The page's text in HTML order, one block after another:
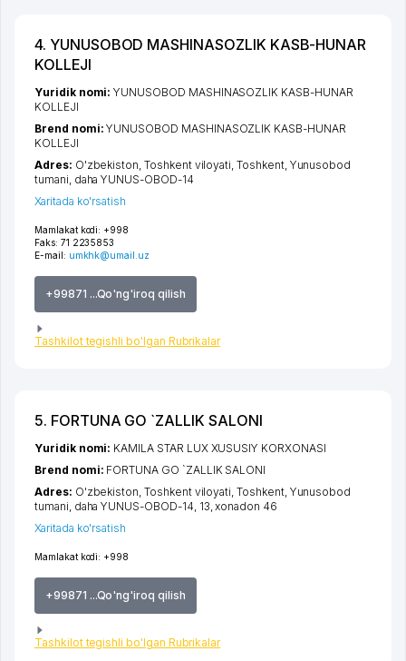
4. YUNUSOBOD MASHINASOZLIK KASB-HUNAR
KOLLEJI
Mamlakat kodi: +998
Faks: 71 2235853
E-mail: umkhk@umail.uz
+99871 ...Qo'ng'iroq qilish
Tashkilot tegishli bo'lgan Rubrikalar
Yuridik nomi:YUNUSOBOD MASHINASOZLIK KASB-HUNAR
KOLLEJI
Brend nomi:YUNUSOBOD MASHINASOZLIK KASB-HUNAR
KOLLEJI
Adres: O'zbekiston,Toshkent viloyati ,Toshkent, Yunusobod
tumani daha YUNUS-OBOD-14
Xaritada ko'rsatish
5. FORTUNA GO `ZALLIK SALONI
Mamlakat kodi: +998
+99871 ...Qo'ng'iroq qilish
Tashkilot tegishli bo'lgan Rubrikalar
Yuridik nomi: KAMILA STAR LUX XUSUSIY KORXONASI
Brend nomi: FORTUNA GO `ZALLIK SALONI
Adres: O'zbekiston,Toshkent viloyati ,Toshkent, Yunusobod
tumani daha YUNUS-OBOD-14 , 13, xonadon 46
Xaritada ko'rsatish